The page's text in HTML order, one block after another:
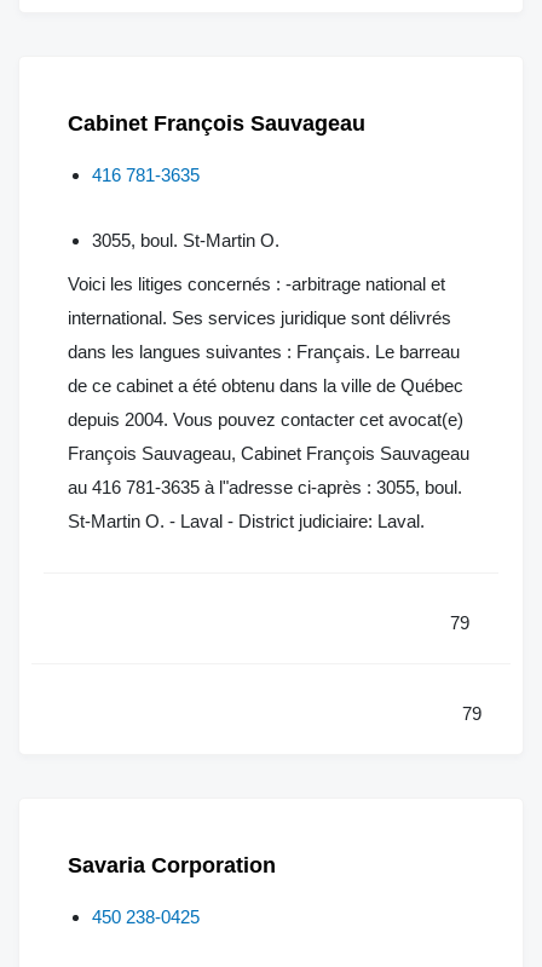
Cabinet François Sauvageau
416 781-3635
3055, boul. St-Martin O.
Voici les litiges concernés : -arbitrage national et
international. Ses services juridique sont délivrés
dans les langues suivantes : Français. Le barreau
de ce cabinet a été obtenu dans la ville de Québec
depuis 2004. Vous pouvez contacter cet avocat(e)
François Sauvageau, Cabinet François Sauvageau
au 416 781-3635 à l"adresse ci-après : 3055, boul.
St-Martin O. - Laval - District judiciaire: Laval.
79
79
Savaria Corporation
450 238-0425